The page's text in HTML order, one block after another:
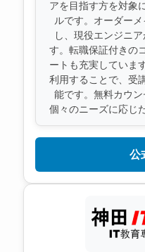
アを目指す方を対象
ルです。オーダー
し、現役エンジニ
す。転職保証付きの
ートも充実していま
利用することで、受
能です。無料カウン
個々のニーズに応じ
公